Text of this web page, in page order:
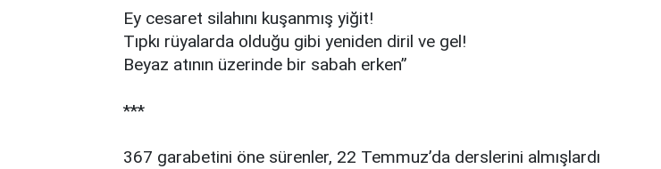
Ey cesaret silahını kuşanmış yiğit!
Tıpkı rüyalarda olduğu gibi yeniden diril ve gel!
Beyaz atının üzerinde bir sabah erken”
***
367 garabetini öne sürenler, 22 Temmuz’da derslerini almışlardı